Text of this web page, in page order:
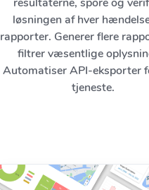
løsningen af ​​hver
rapporter. Generer flere
filtrer væsentlige
Automatiser API-eksporter
tjeneste.